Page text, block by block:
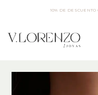
10% DE DESCUENTO